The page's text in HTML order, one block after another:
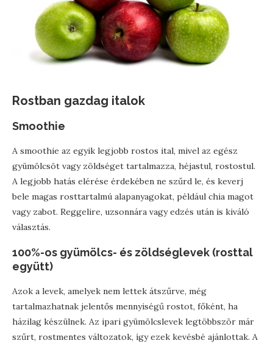
Rostban gazdag italok
Smoothie
A smoothie az egyik legjobb rostos ital, mivel az egész
gyümölcsöt vagy zöldséget tartalmazza, héjastul, rostostul.
A legjobb hatás elérése érdekében ne szűrd le, és keverj
bele magas rosttartalmú alapanyagokat, például chia magot
vagy zabot. Reggelire, uzsonnára vagy edzés után is kiváló
választás.
100%-os gyümölcs- és zöldséglevek (rosttal
együtt)
Azok a levek, amelyek nem lettek átszűrve, még
tartalmazhatnak jelentős mennyiségű rostot, főként, ha
házilag készülnek. Az ipari gyümölcslevek legtöbbször már
szűrt, rostmentes változatok, így ezek kevésbé ajánlottak. A